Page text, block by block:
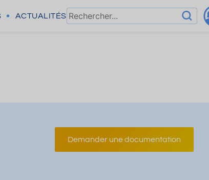
ACTUALITÉS
Demander une documentation